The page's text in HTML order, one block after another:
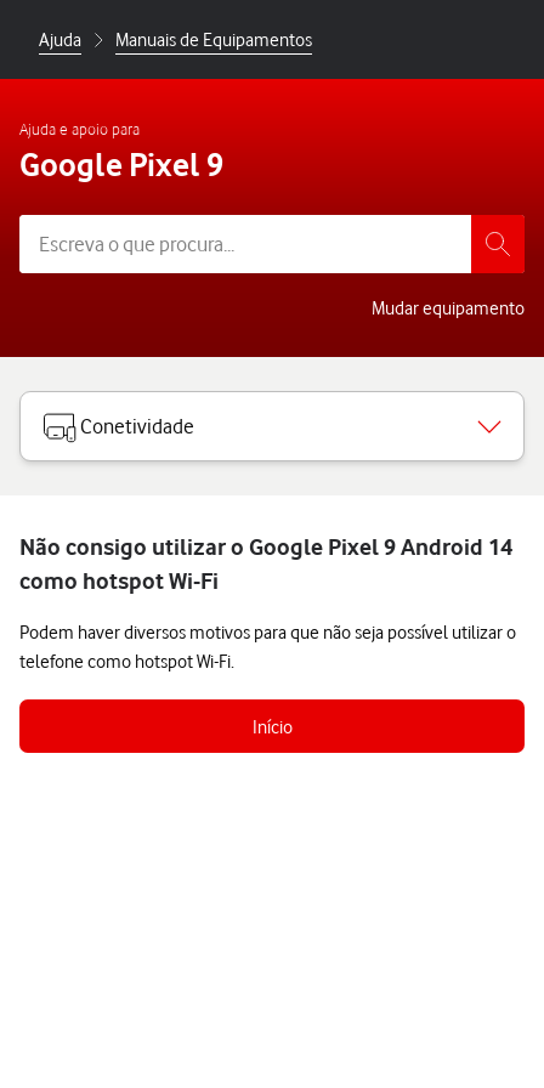
Ajuda Manuais de Equipamentos
Ajuda e apoio para
Google Pixel 9
Mudar equipamento
Conetividade
Não consigo utilizar o Google Pixel 9 Android 14
como hotspot Wi-Fi
Podem haver diversos motivos para que não seja possível utilizar o
telefone como hotspot Wi-Fi.
Início